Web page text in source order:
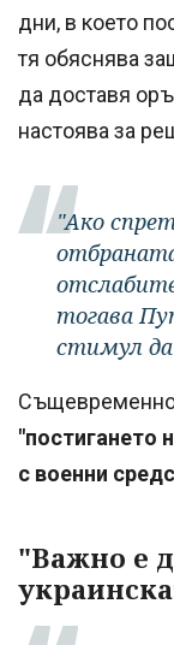
дни, в което
тя обяснява
да доставя
настоява за
"Ако
тогава
стимул да
Същевременно
"постигането
с военни
"Важно е